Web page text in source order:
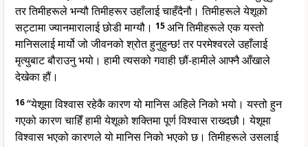
तर तिमीहरूले भन्यौ तिमीहरूर उहाँलाई चाहँदैनौ। तिमीहरूले येशूको
सट्टामा ज्यानमारालाई छोडी माग्यौ। 15अनि तिमीहरूले एक यस्तो
मानिसलाई मार्यो जो जीवनको श्रोत हुनुहुन्छ! तर परमेश्वरले उहाँलाई
मृत्युबाट बौराउनु भयो। हामी त्यसको गवाही छौं-हामीले आफ्नै आँखाले
देखेका हौं।
16“येशूमा विश्वास रहेकै कारण यो मानिस अहिले निको भयो। यस्तो हुन
गएको कारण चाहिँ हामी येशूको शक्तिमा पूर्ण विश्वास राख्दछौ। येशूमा
विश्वास भएको कारणले यो मानिस निको भएको छ। तिमीहरूले उसलाई